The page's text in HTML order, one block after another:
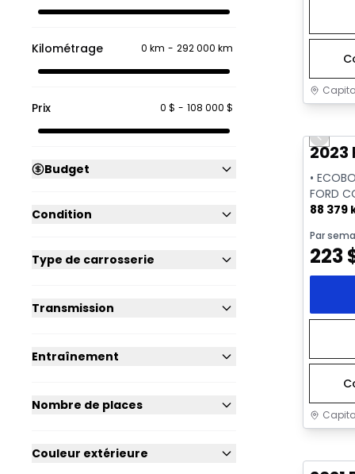
Kilométrage 0 km - 292 000 km
Prix 0 $ - 108 000 $
Budget
Condition
Type de carrosserie
Transmission
Entraînement
Nombre de places
Couleur extérieure
Très
2023
•
FORD
88 379
Par
223
Très